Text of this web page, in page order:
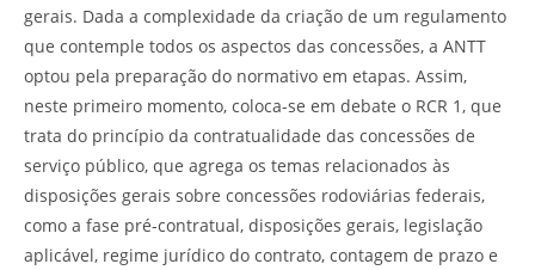
gerais. Dada a complexidade da criação de um regulamento
que contemple todos os aspectos das concessões, a ANTT
optou pela preparação do normativo em etapas. Assim,
neste primeiro momento, coloca-se em debate o RCR 1, que
trata do princípio da contratualidade das concessões de
serviço público, que agrega os temas relacionados às
disposições gerais sobre concessões rodoviárias federais,
como a fase pré-contratual, disposições gerais, legislação
aplicável, regime jurídico do contrato, contagem de prazo e